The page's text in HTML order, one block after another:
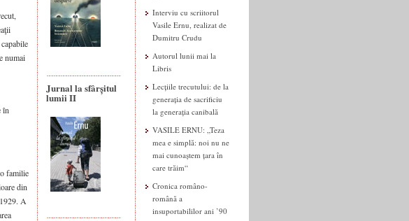
numai
în
familie
din
A
Jurnal la sfârșitul
lumii II
Interviu cu scriitorul
Vasile Ernu, realizat de
Dumitru Crudu
Autorul lunii mai la
Libris
Lecțiile trecutului: de la
generația de sacrificiu
la generația canibală
VASILE ERNU: „Teza
mea e simplă: noi nu ne
mai cunoaștem țara în
care trăim“
Cronica româno-
română a
insuportabililor ani ’90